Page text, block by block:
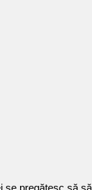
se pregătesc să